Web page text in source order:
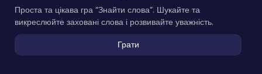
Проста та цікава гра “Знайти слова”. Шукайте та
викреслюйте заховані слова і розвивайте уважність.
Грати